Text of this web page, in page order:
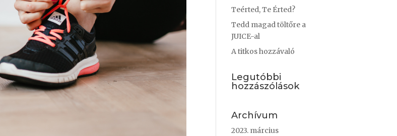
Teérted, Te Érted?
Tedd magad töltőre a
JUICE-al
A titkos hozzávaló
Legutóbbi
hozzászólások
Archívum
2023. március